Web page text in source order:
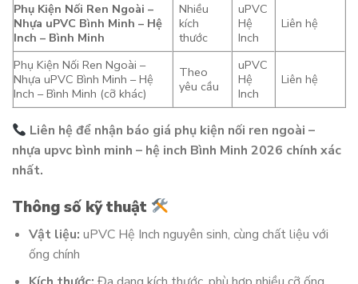
Phụ Kiện Nối Ren Ngoài –
Nhựa uPVC Bình Minh – Hệ
Inch – Bình Minh
Nhiều
kích
thước
uPVC
Hệ
Inch
Liên hệ
Phụ Kiện Nối Ren Ngoài –
Nhựa uPVC Bình Minh – Hệ
Inch – Bình Minh (cỡ khác)
Theo
yêu cầu
uPVC
Hệ
Inch
Liên hệ
Liên hệ để nhận báo giá phụ kiện nối ren ngoài –
nhựa upvc bình minh – hệ inch Bình Minh 2026 chính xác
nhất.
Thông số kỹ thuật
Vật liệu: uPVC Hệ Inch nguyên sinh, cùng chất liệu với
ống chính